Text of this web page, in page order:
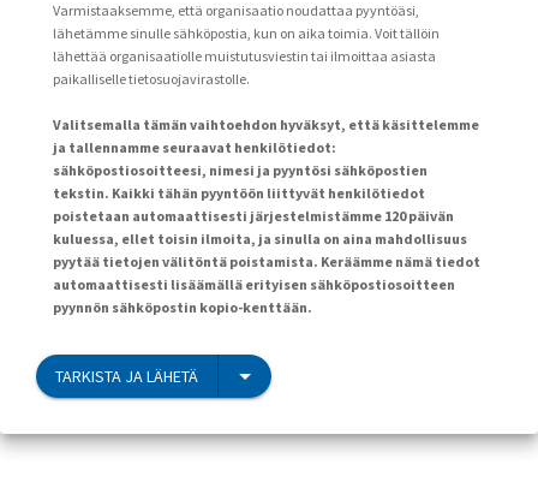
Varmistaaksemme, että organisaatio noudattaa pyyntöäsi,
lähetämme sinulle sähköpostia, kun on aika toimia. Voit tällöin
lähettää organisaatiolle muistutusviestin tai ilmoittaa asiasta
paikalliselle tietosuojavirastolle.
Valitsemalla tämän vaihtoehdon hyväksyt, että käsittelemme
ja tallennamme seuraavat henkilötiedot:
sähköpostiosoitteesi, nimesi ja pyyntösi sähköpostien
tekstin. Kaikki tähän pyyntöön liittyvät henkilötiedot
poistetaan automaattisesti järjestelmistämme 120 päivän
kuluessa, ellet toisin ilmoita, ja sinulla on aina mahdollisuus
pyytää tietojen välitöntä poistamista. Keräämme nämä tiedot
automaattisesti lisäämällä erityisen sähköpostiosoitteen
pyynnön sähköpostin kopio-kenttään.
TARKISTA JA LÄHETÄ